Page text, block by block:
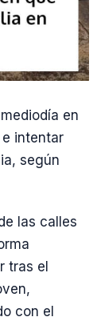
en
intentar
según
las calles
tras el
con el